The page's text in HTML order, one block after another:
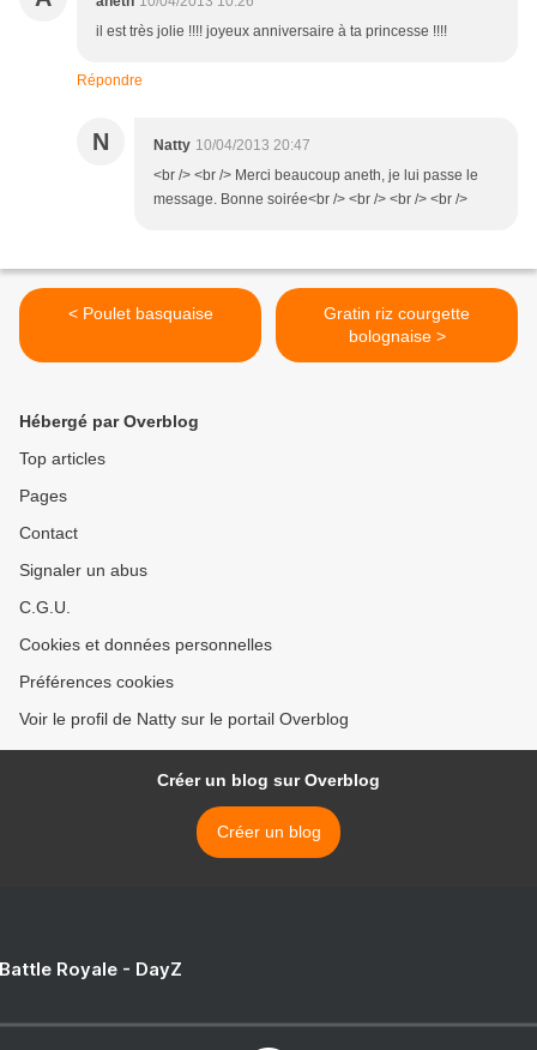
il est très jolie !!!! joyeux anniversaire à ta princesse !!!!
Répondre
N Natty 10/04/2013 20:47
<br /> <br /> Merci beaucoup aneth, je lui passe le
message. Bonne soirée<br /> <br /> <br /> <br />
< Poulet basquaise
Gratin riz courgette
bolognaise >
Hébergé par Overblog
Top articles
Pages
Contact
Signaler un abus
C.G.U.
Cookies et données personnelles
Préférences cookies
Voir le profil de Natty sur le portail Overblog
Créer un blog sur Overblog
Créer un blog
Royale - DayZ